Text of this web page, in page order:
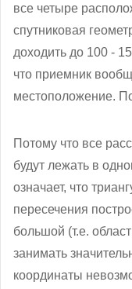
все четыре
спутниковая
доходить до 100 -
что приемник
местоположение.
Потому что все
будут лежать в
означает, что
пересечения
большой (т.е.
занимать
координаты